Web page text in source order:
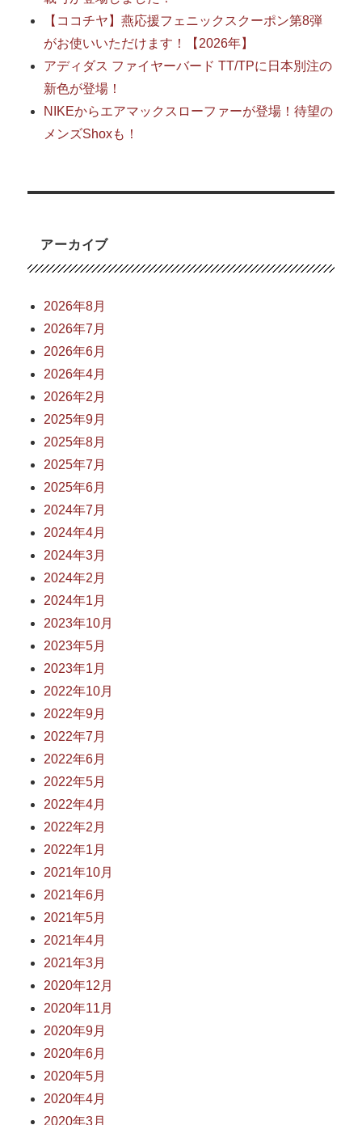
【ココチヤ】燕応援フェニックスクーポン第8弾
がお使いいただけます！【2026年】
アディダス ファイヤーバード TT/TPに日本別注の
新色が登場！
NIKEからエアマックスローファーが登場！待望の
メンズShoxも！
アーカイブ
2026年8月
2026年7月
2026年6月
2026年4月
2026年2月
2025年9月
2025年8月
2025年7月
2025年6月
2024年7月
2024年4月
2024年3月
2024年2月
2024年1月
2023年10月
2023年5月
2023年1月
2022年10月
2022年9月
2022年7月
2022年6月
2022年5月
2022年4月
2022年2月
2022年1月
2021年10月
2021年6月
2021年5月
2021年4月
2021年3月
2020年12月
2020年11月
2020年9月
2020年6月
2020年5月
2020年4月
2020年3月